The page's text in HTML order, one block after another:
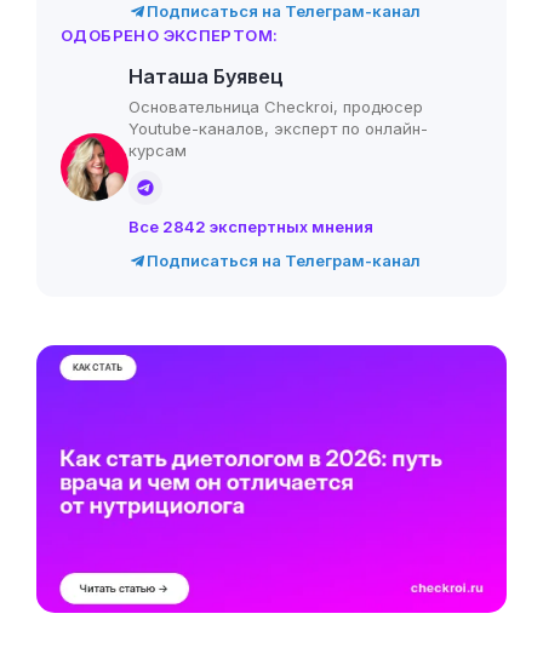
Подписаться на Телеграм-канал
ОДОБРЕНО ЭКСПЕРТОМ:
Наташа Буявец
Основательница Checkroi, продюсер
Youtube-каналов, эксперт по онлайн-
курсам
Все 2842 экспертных мнения
Подписаться на Телеграм-канал